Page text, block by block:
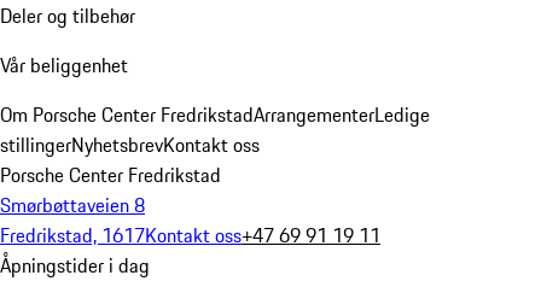
Deler og tilbehør
Vår beliggenhet
Om Porsche Center FredrikstadArrangementerLedige
stillingerNyhetsbrevKontakt oss
Porsche Center Fredrikstad
Smørbøttaveien 8
Fredrikstad, 1617Kontakt oss+47 69 91 19 11
Åpningstider i dag